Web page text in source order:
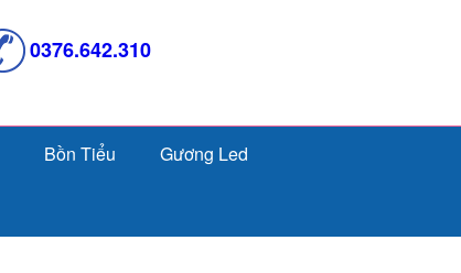
0376.642.310
Bồn Tiểu Gương Led